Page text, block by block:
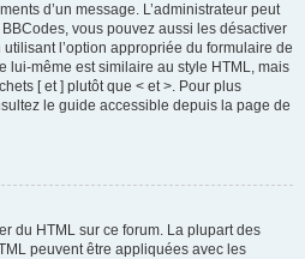
d’un message. L’administrateur peut
vous pouvez aussi les désactiver
l’option appropriée du formulaire de
lui-même est similaire au style HTML, mais
[ et ] plutôt que < et >. Pour plus
le guide accessible depuis la page de
du HTML sur ce forum. La plupart des
peuvent être appliquées avec les